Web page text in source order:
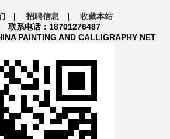
| 招聘信息 | 收藏本站
系电话：18701276487
PAINTING AND CALLIGRAPHY NET